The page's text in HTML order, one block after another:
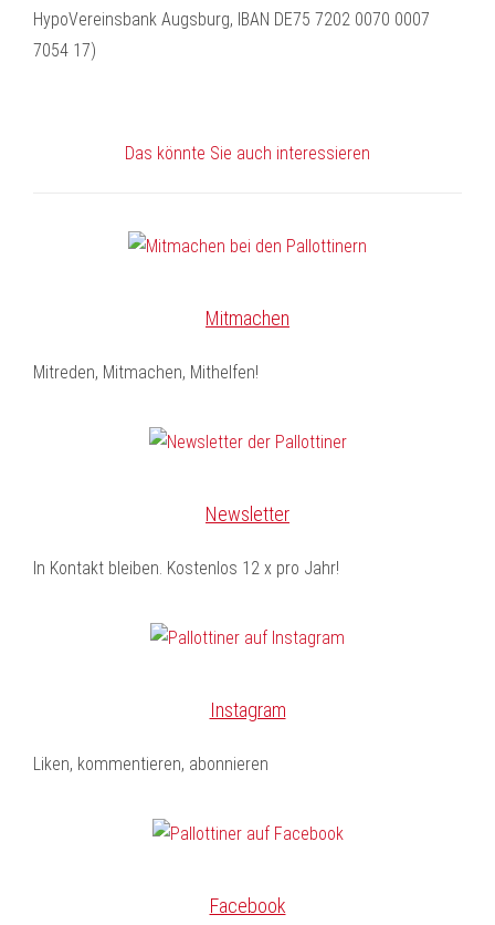
HypoVereinsbank Augsburg, IBAN DE75 7202 0070 0007
7054 17)
Das könnte Sie auch interessieren
Mitmachen
Mitreden, Mitmachen, Mithelfen!
Newsletter
In Kontakt bleiben. Kostenlos 12 x pro Jahr!
Instagram
Liken, kommentieren, abonnieren
Facebook